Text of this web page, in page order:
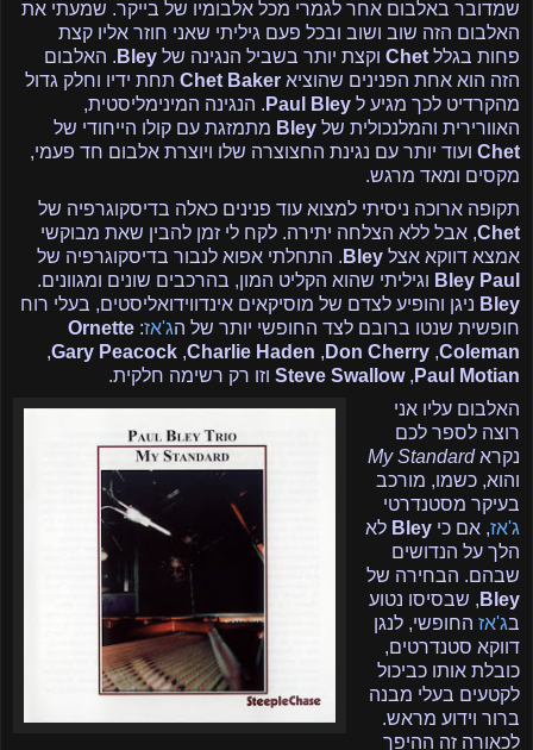
שמדובר באלבום אחר לגמרי מכל אלבומיו של בייקר. שמעתי את
האלבום הזה שוב ושוב ובכל פעם גיליתי שאני חוזר אליו קצת
פחות בגלל Chet וקצת יותר בשביל הנגינה של Bley . האלבום
הזה הוא אחת הפנינים שהוציא Chet Baker תחת ידיו וחלק גדול
מהקרדיט לכך מגיע ל Paul Bley . הנגינה המינימליסטית,
האוורירית והמלנכולית של Bley מתמזגת עם קולו הייחודי של
Chet ועוד יותר עם נגינת החצוצרה שלו ויוצרת אלבום חד פעמי,
מקסים ומאד מרגש.
תקופה ארוכה ניסיתי למצוא עוד פנינים כאלה בדיסקוגרפיה של
Chet, אבל ללא הצלחה יתירה. לקח לי זמן להבין שאת מבוקשי
אמצא דווקא אצל Bley . התחלתי אפוא לנבור בדיסקוגרפיה של
Paul
Bley וגיליתי שהוא הקליט המון, בהרכבים שונים ומגוונים.
Bley ניגן והופיע לצדם של מוסיקאים אינדווידואליסטים, בעלי רוח
חופשית שנטו ברובם לצד החופשי יותר של הג'אז:
Ornette
Coleman
,
Don Cherry
,
Charlie Haden
,
Gary Peacock
,
Paul Motian
,
Steve Swallow וזו רק רשימה חלקית.
האלבום עליו אני
רוצה לספר לכם
נקראMy Standard
והוא, כשמו, מורכב
בעיקר מסטנדרטי
ג'אז, אם כי Bley לא
הלך על הנדושים
שבהם. הבחירה של
Bley , שבסיסו נטוע
בג'אז החופשי, לנגן
דווקא סטנדרטים,
כובלת אותו כביכול
לקטעים בעלי מבנה
ברור וידוע מראש.
לכאורה זה ההיפך